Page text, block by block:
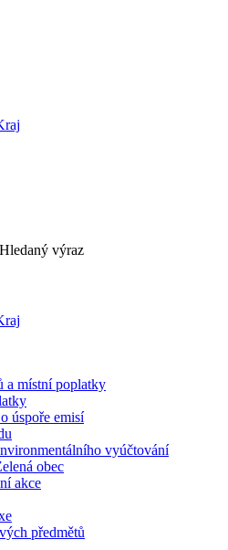
Hledaný výraz
a místní poplatky
úspoře emisí
vyúčtování
obec
akce
předmětů